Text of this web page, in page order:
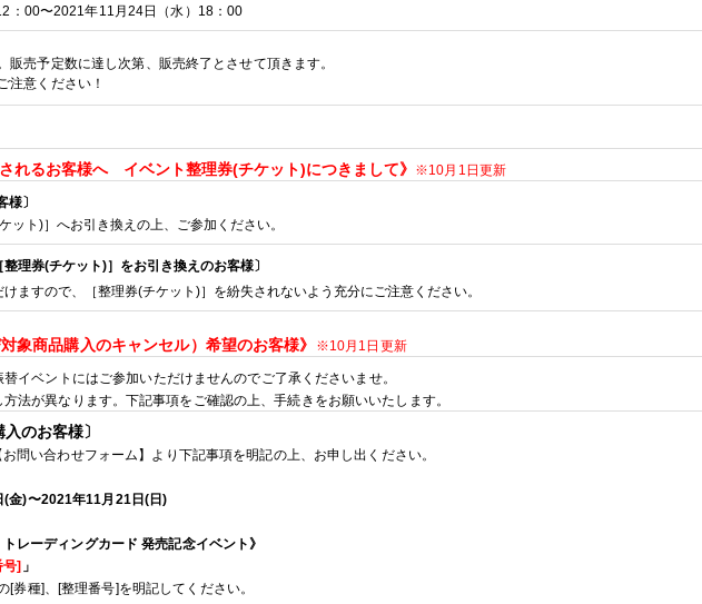
： 00〜2021年11 月24日（水） 18：00
売予定数に達し次第、販売終了とさせて頂きます。
注意ください！
れるお客様へ イベント整理券(チケット)につきまして》 ※10月1 日更新
〕
ット )］へお引き換えの上、ご参加ください。
整理券(チケット)］をお引き換えのお客様〕
ますので、［整理券(チケット )］を紛失されないよう充分にご注意ください。
象商品購入のキャンセル）希望のお客様》 ※10月1 日更新
イベントにはご参加いただけませんのでご了承くださいませ。
法が異なります。下記事項をご確認の上、手続きをお願いいたします。
のお客様〕
問い合わせフォーム】より下記事項を明記の上、お申し出ください。
(金)〜2021年11月21日(日)
トレーディングカード 発売記念イベント 》
号] 」
[券種]、 [整理番号]を明記してください。